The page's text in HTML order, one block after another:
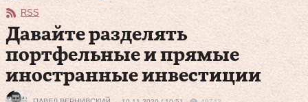
RSS
Давайте разделять
портфельные и прямые
иностранные инвестиции